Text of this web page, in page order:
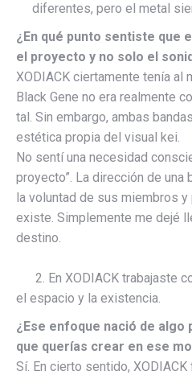
diferentes, pero el metal
¿En qué punto sentiste que
el proyecto y no solo el
XODIACK ciertamente tenía al
Black Gene no era realmente
tal. Sin embargo, ambas
estética propia del visual kei.
No sentí una necesidad
proyecto”. La dirección de una
la voluntad de sus miembros
existe. Simplemente me dejé
destino.
2. En XODIACK trabajaste
el espacio y la existencia.
¿Ese enfoque nació de algo
que querías crear en ese
Sí. En cierto sentido,